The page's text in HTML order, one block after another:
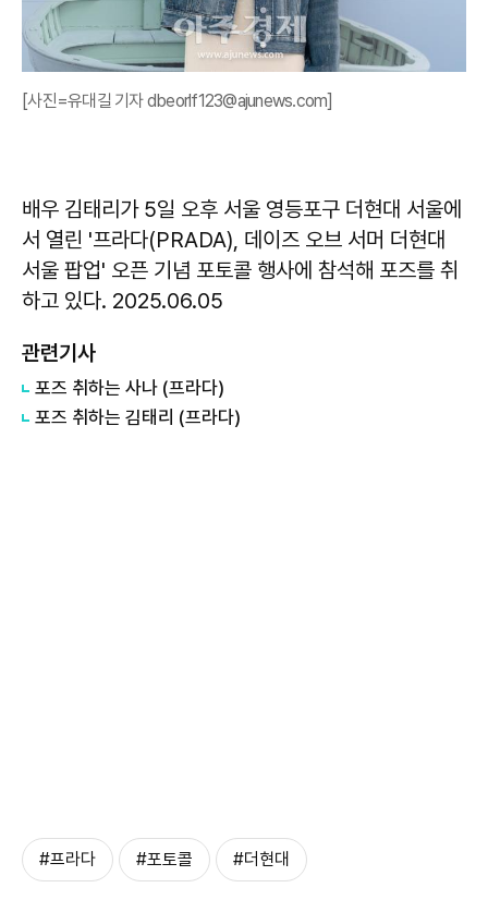
[사진=유대길 기자 dbeorlf123@ajunews.com]
배우 김태리가 5일 오후 서울 영등포구 더현대 서울에
서 열린 '프라다(PRADA), 데이즈 오브 서머 더현대
서울 팝업' 오픈 기념 포토콜 행사에 참석해 포즈를 취
하고 있다. 2025.06.05
관련기사
포즈 취하는 사나 (프라다)
포즈 취하는 김태리 (프라다)
#프라다 #포토콜 #더현대